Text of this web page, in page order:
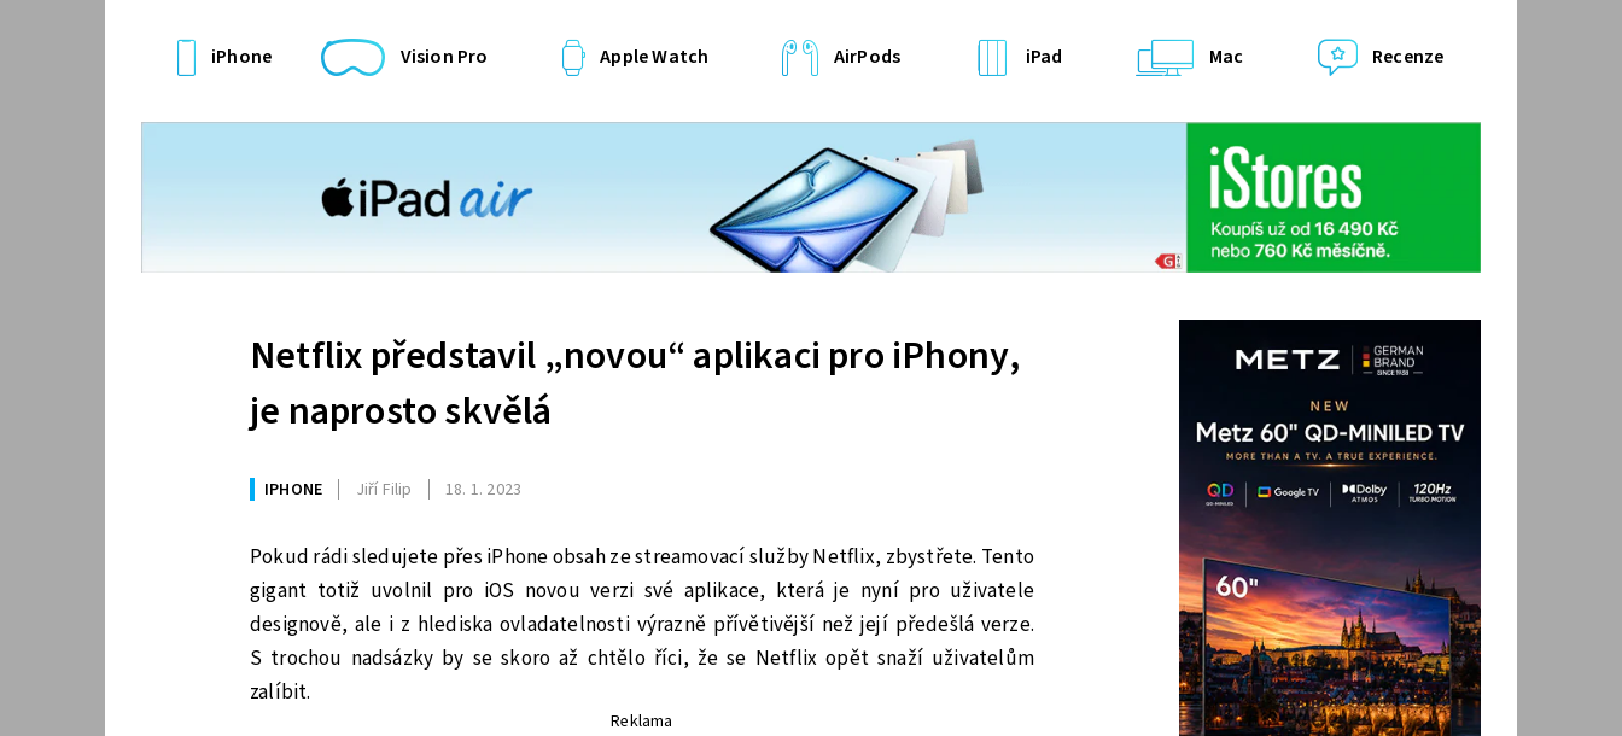
iPhone Vision Pro Apple Watch AirPods iPad Mac Recenze
Netflix představil „novou“ aplikaci pro iPhony,
je naprosto skvělá
IPHONE Jiří Filip 18. 1. 2023
Pokud rádi sledujete přes iPhone obsah ze streamovací služby Netflix, zbystřete. Tento
gigant totiž uvolnil pro iOS novou verzi své aplikace, která je nyní pro uživatele
designově, ale i z hlediska ovladatelnosti výrazně přívětivější než její předešlá verze.
S trochou nadsázky by se skoro až chtělo říci, že se Netflix opět snaží uživatelům
zalíbit.
Reklama